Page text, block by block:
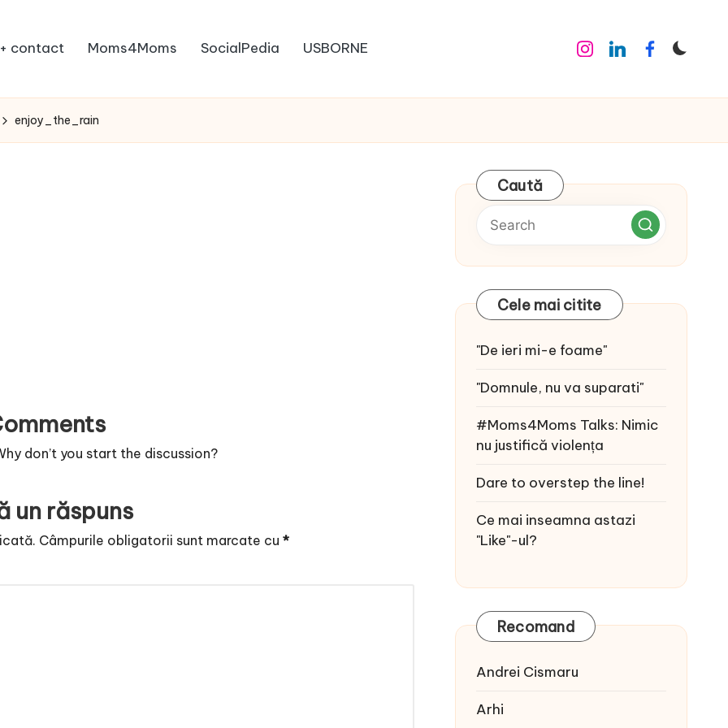
contact Moms4Moms SocialPedia USBORNE Instagram
LinkedinFacebook
enjoy_the_rain
don’t you start the discussion?
un răspuns
Câmpurile obligatorii sunt marcate cu *
Caută
Cele mai citite
"De ieri mi-e foame"
"Domnule, nu va suparati"
#Moms4Moms Talks: Nimic
nu justifică violența
Dare to overstep the line!
Ce mai inseamna astazi
"Like"-ul?
Recomand
Andrei Cismaru
Arhi